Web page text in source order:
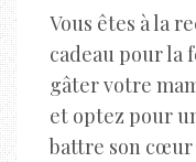
Vous êtes à la
cadeau pour la
gâter votre
et optez pour
battre son cœur